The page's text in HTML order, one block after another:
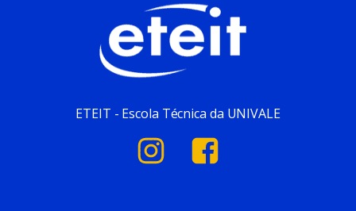
ETEIT - Escola Técnica da UNIVALE